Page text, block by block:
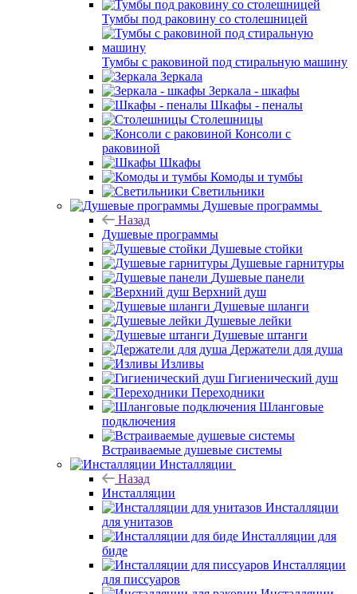
Тумбы под раковину со столешницей
Тумбы с раковиной под стиральную машину
Зеркала
Зеркала - шкафы
Шкафы - пеналы
Столешницы
Консоли с
раковиной
Шкафы
Комоды и тумбы
Светильники
Душевые программы
Назад
Душевые программы
Душевые стойки
Душевые гарнитуры
Душевые панели
Верхний душ
Душевые шланги
Душевые лейки
Душевые штанги
Держатели для душа
Изливы
Гигиенический душ
Переходники
Шланговые
подключения
Встраиваемые душевые системы
Инсталляции
Назад
Инсталляции
Инсталляции
для унитазов
Инсталляции для
биде
Инсталляции
для писсуаров